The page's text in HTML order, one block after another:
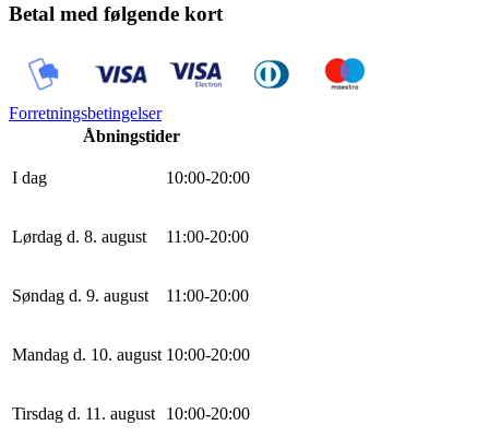
Betal med følgende kort
Forretningsbetingelser
Åbningstider
I dag 10:00-20:00
Lørdag d. 8. august 11 :00-20:00
Søndag d. 9. august 11 :00-20:00
Mandag d. 10. august 10:00-20:00
Tirsdag d. 11. august 10:00-20:00